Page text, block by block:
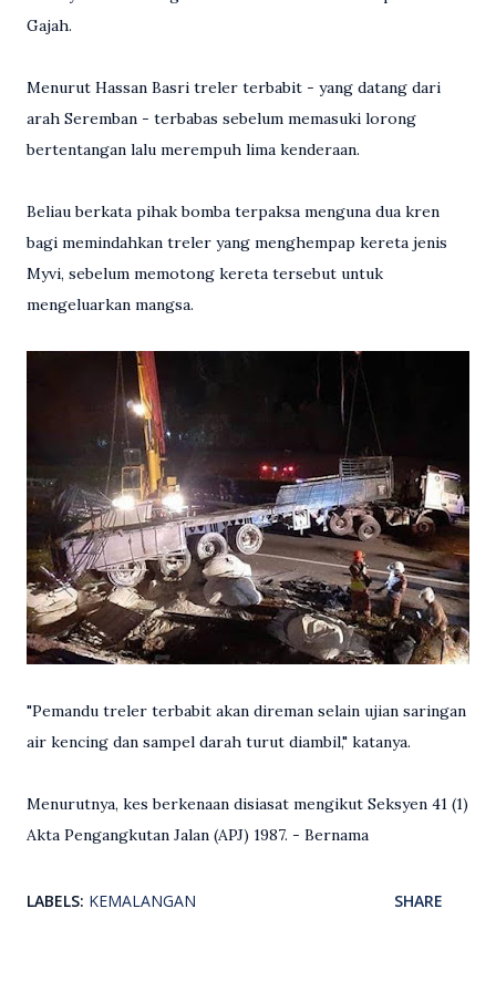
Gajah.
Menurut Hassan Basri treler terbabit - yang datang dari
arah Seremban - terbabas sebelum memasuki lorong
bertentangan lalu merempuh lima kenderaan.
Beliau berkata pihak bomba terpaksa menguna dua kren
bagi memindahkan treler yang menghempap kereta jenis
Myvi, sebelum memotong kereta tersebut untuk
mengeluarkan mangsa.
"Pemandu treler terbabit akan direman selain ujian saringan
air kencing dan sampel darah turut diambil," katanya.
Menurutnya, kes berkenaan disiasat mengikut Seksyen 41 (1)
Akta Pengangkutan Jalan (APJ) 1987. - Bernama
LABELS: KEMALANGAN SHARE